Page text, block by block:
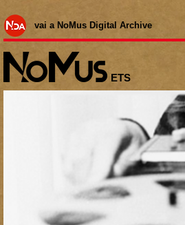
vai a NoMus Digital Archive
ETS